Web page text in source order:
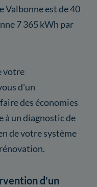
Valbonne est de 40
7 365 kWh par
votre
d'un
des économies
à un diagnostic de
de votre système
d'un